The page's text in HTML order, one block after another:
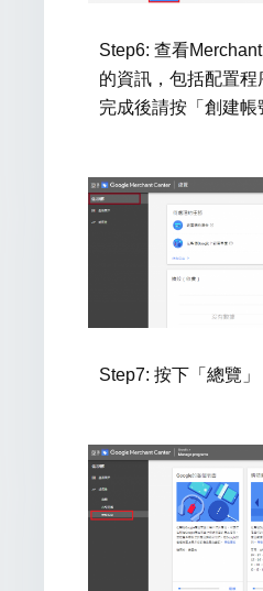
Step6: 查看
的資訊，包括配置程
完成後請按「創建帳
Step7: 按下「總覽」